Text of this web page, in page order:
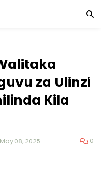
za Ulinzi
Kila
08, 2025 0